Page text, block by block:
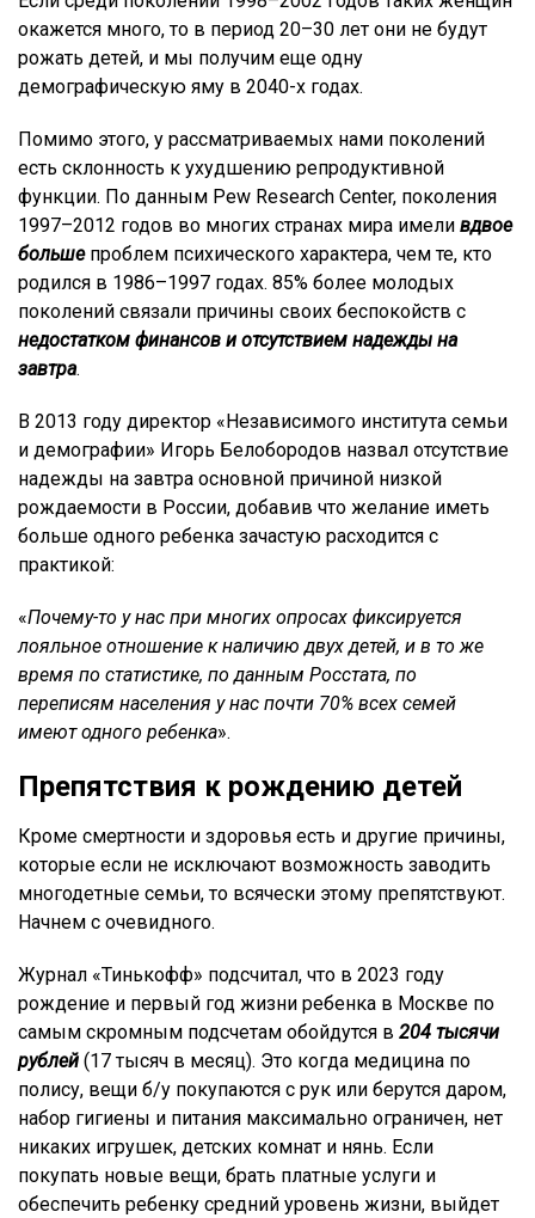
окажется много, то в период 20–30 лет они не будут
рожать детей, и мы получим еще одну
демографическую яму в 2040-х годах.
Помимо этого, у рассматриваемых нами поколений
есть склонность к ухудшению репродуктивной
функции. По данным Pew Research Center, поколения
1997–2012 годов во многих странах мира имели вдвое
больше проблем психического характера, чем те, кто
родился в 1986–1997 годах. 85% более молодых
поколений связали причины своих беспокойств с
недостатком финансов и отсутствием надежды на
завтра.
В 2013 году директор «Независимого института семьи
и демографии» Игорь Белобородов назвал отсутствие
надежды на завтра основной причиной низкой
рождаемости в России, добавив что желание иметь
больше одного ребенка зачастую расходится с
практикой:
«Почему-то у нас при многих опросах фиксируется
лояльное отношение к наличию двух детей, и в то же
время по статистике, по данным Росстата, по
переписям населения у нас почти 70% всех семей
имеют одного ребенка».
Препятствия к рождению детей
Кроме смертности и здоровья есть и другие причины,
которые если не исключают возможность заводить
многодетные семьи, то всячески этому препятствуют.
Начнем с очевидного.
Журнал «Тинькофф» подсчитал, что в 2023 году
рождение и первый год жизни ребенка в Москве по
самым скромным подсчетам обойдутся в 204 тысячи
рублей (17 тысяч в месяц). Это когда медицина по
полису, вещи б/у покупаются с рук или берутся даром,
набор гигиены и питания максимально ограничен, нет
никаких игрушек, детских комнат и нянь. Если
покупать новые вещи, брать платные услуги и
обеспечить ребенку средний уровень жизни, выйдет